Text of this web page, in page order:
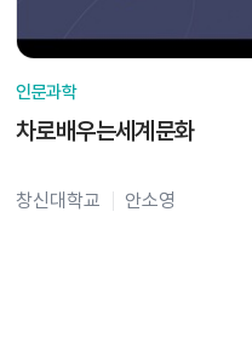
인문과학
차로배우는세계문화
창신대학교 안소영